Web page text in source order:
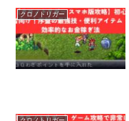
クロノトリガー